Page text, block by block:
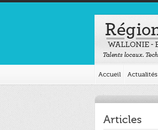
Accueil Actualités
Articles